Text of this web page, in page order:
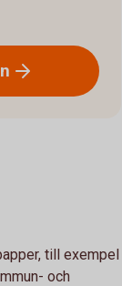
till exempel
och